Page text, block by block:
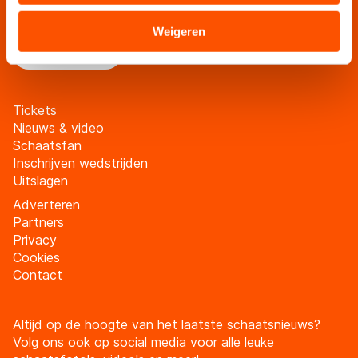
verstrekt of die zij hebben verzameld via hun services.
Sommige partners kunnen gegevens doorgeven aan
landen buiten de EU, zoals de VS, waar mogelijk geen
adequaat beschermingsniveau geldt volgens de GDPR.
overdracht. Meer informatie vindt u in ons
Weigeren
Blijf op de hoogte van al het schaatsnieuws via de
Meld je aan
Tickets
Nieuws & video
Schaatsfan
Inschrijven wedstrijden
Uitslagen
Adverteren
Partners
Privacy
Cookies
Contact
Altijd op de hoogte van het laatste schaatsnieuws?
Volg ons ook op social media voor alle leuke